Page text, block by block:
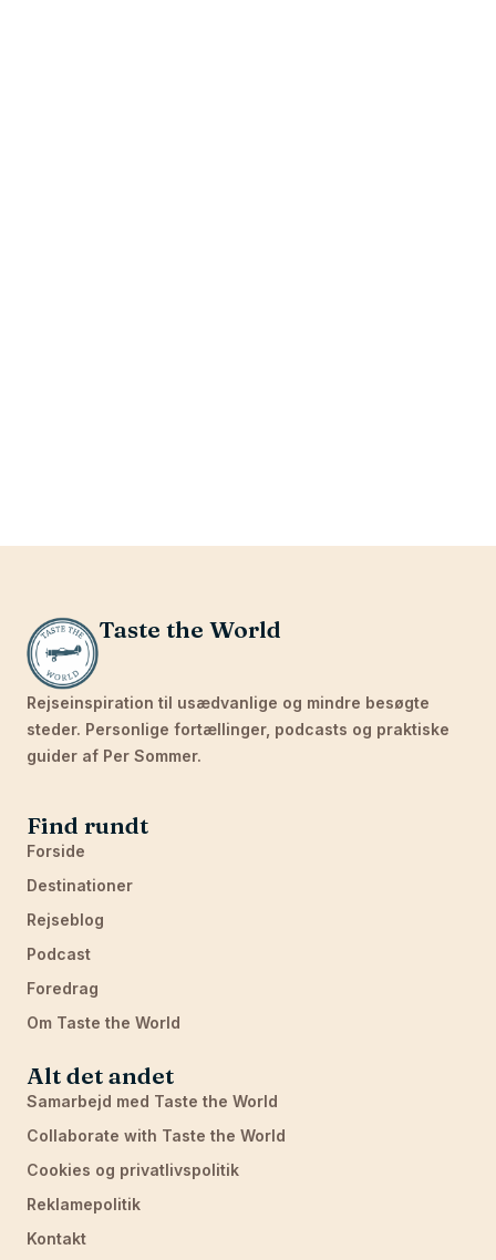
Taste the World
Rejseinspiration til usædvanlige og mindre besøgte
steder. Personlige fortællinger, podcasts og praktiske
guider af Per Sommer.
Find rundt
Forside
Destinationer
Rejseblog
Podcast
Foredrag
Om Taste the World
Alt det andet
Samarbejd med Taste the World
Collaborate with Taste the World
Cookies og privatlivspolitik
Reklamepolitik
Kontakt